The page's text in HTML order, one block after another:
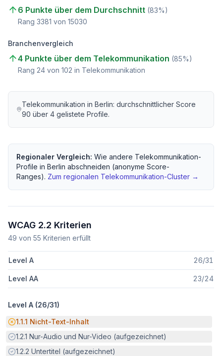
6 Punkte über dem Durchschnitt (83%)
Rang 3381 von 15030
Branchenvergleich
4 Punkte über dem Telekommunikation (85%)
Rang 24 von 102 in Telekommunikation
Telekommunikation inBerlin: durchschnittlicher Score
90 über4 gelistete Profile.
Regionaler Vergleich: Wie andere Telekommunikation-
Profile in Berlin abschneiden (anonyme Score-
Ranges). Zum regionalen Telekommunikation-Cluster →
WCAG 2.2 Kriterien
49 von 55 Kriterien erfüllt
Level A 26/31
Level AA 23/24
Level A (26/31)
Potenzielle Barriere:
1.1.1 Nicht-Text-Inhalt
Erfüllt:
1.2.1 Nur-Audio und Nur-Video (aufgezeichnet)
Erfüllt:
1.2.2 Untertitel (aufgezeichnet)